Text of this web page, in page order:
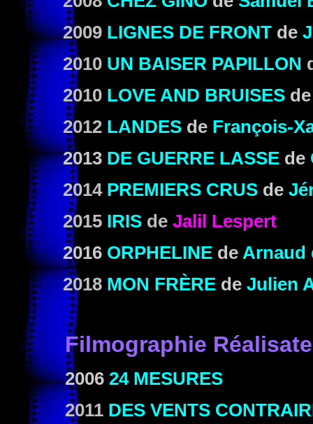
2009 LIGNES DE FRONT de
2010 UN BAISER PAPILLON
2010 LOVE AND BRUISES
2012 LANDES de François-
2013 DE GUERRE LASSE de
2014 PREMIERS CRUS de
2015 IRIS de Jalil Lespert
2016 ORPHELINE de Arnaud
2018 MON FRÈRE de Julien
Filmographie
2006 24 MESURES
2011 DES VENTS